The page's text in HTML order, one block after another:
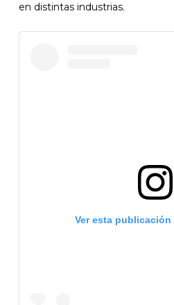
en distintas industrias.
Ver esta publicación